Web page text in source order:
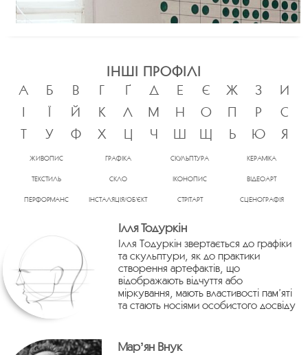
ІНШІ ПРОФІЛІ
А
Б В Г Ґ Д Е Є Ж З
И
І
Ї Й К Л М Н О П Р
С
Т
У Ф Х Ц Ч Ш Щ Ь Ю Я
ЖИВОПИС ГРАФІКА СКУЛЬПТУРА КЕРАМІКА
ТЕКСТИЛЬ СКЛО ІКОНОПИС ВІДЕОАРТ
ПЕРФОРМАНС ІНСТАЛЯЦІЯ/ОБ’ЄКТ СТРІТАРТ СЦЕНОГРАФІЯ
Ілля Тодуркін
Ілля Тодуркін звертається до графіки
та скульптури, як до практики
створення артефактів, що
відображають відчуття або
міркування, мають властивості пам’яті
та стають носіями особистого досвіду
Марʼян Внук